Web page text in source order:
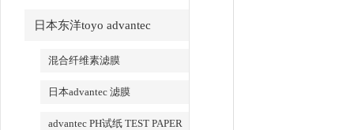
日本东洋toyo advantec
混合纤维素滤膜
日本advantec 滤膜
advantec PH试纸 TEST PAPER